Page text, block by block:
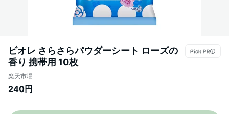
ビオレ さらさらパウダーシート ローズの
香り 携帯用 10枚
楽天市場
240円